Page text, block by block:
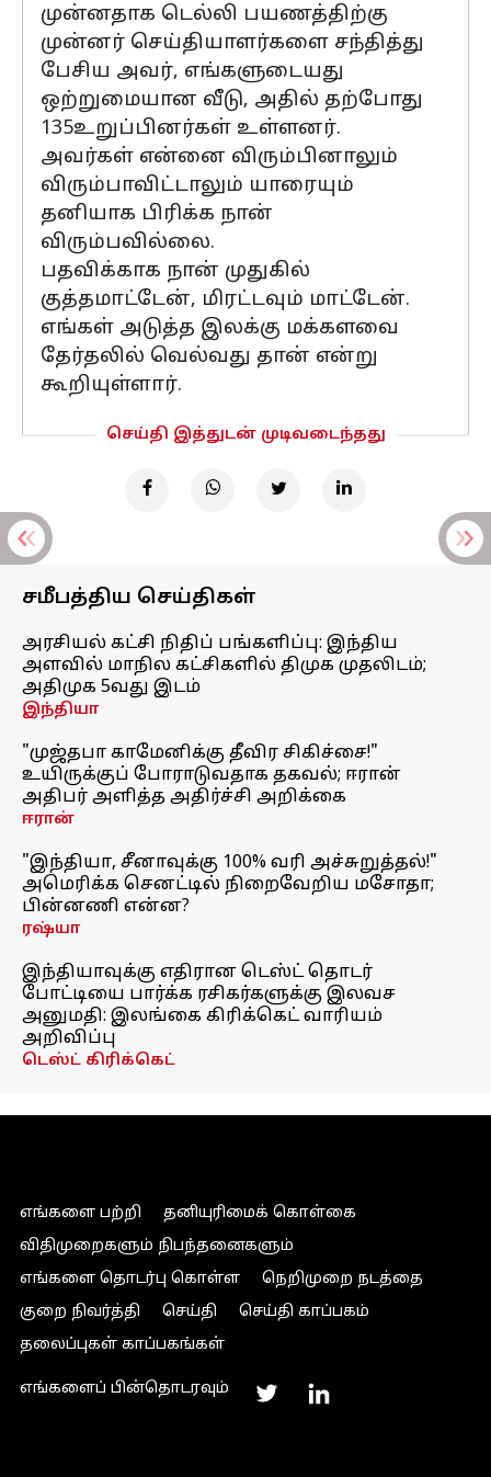
முன்னதாக டெல்லி பயணத்திற்கு
முன்னர் செய்தியாளர்களை சந்தித்து
பேசிய அவர், எங்களுடையது
ஒற்றுமையான வீடு, அதில் தற்போது
135உறுப்பினர்கள் உள்ளனர்.
அவர்கள் என்னை விரும்பினாலும்
விரும்பாவிட்டாலும் யாரையும்
தனியாக பிரிக்க நான்
விரும்பவில்லை.
பதவிக்காக நான் முதுகில்
குத்தமாட்டேன், மிரட்டவும் மாட்டேன்.
எங்கள் அடுத்த இலக்கு மக்களவை
தேர்தலில் வெல்வது தான் என்று
கூறியுள்ளார்.
செய்தி இத்துடன் முடிவடைந்தது
சமீபத்திய செய்திகள்
அரசியல் கட்சி நிதிப் பங்களிப்பு: இந்திய
அளவில் மாநில கட்சிகளில் திமுக முதலிடம்;
அதிமுக 5வது இடம்
இந்தியா
"முஜ்தபா காமேனிக்கு தீவிர சிகிச்சை!"
உயிருக்குப் போராடுவதாக தகவல்; ஈரான்
அதிபர் அளித்த அதிர்ச்சி அறிக்கை
ஈரான்
"இந்தியா, சீனாவுக்கு 100% வரி அச்சுறுத்தல்!"
அமெரிக்க செனட்டில் நிறைவேறிய மசோதா;
பின்னணி என்ன?
ரஷ்யா
இந்தியாவுக்கு எதிரான டெஸ்ட் தொடர்
போட்டியை பார்க்க ரசிகர்களுக்கு இலவச
அனுமதி: இலங்கை கிரிக்கெட் வாரியம்
அறிவிப்பு
டெஸ்ட் கிரிக்கெட்
எங்களை பற்றி
தனியுரிமைக் கொள்கை
விதிமுறைகளும் நிபந்தனைகளும்
எங்களை தொடர்பு கொள்ள
நெறிமுறை நடத்தை
குறை நிவர்த்தி
செய்தி
செய்தி காப்பகம்
தலைப்புகள் காப்பகங்கள்
எங்களைப் பின்தொடரவும்